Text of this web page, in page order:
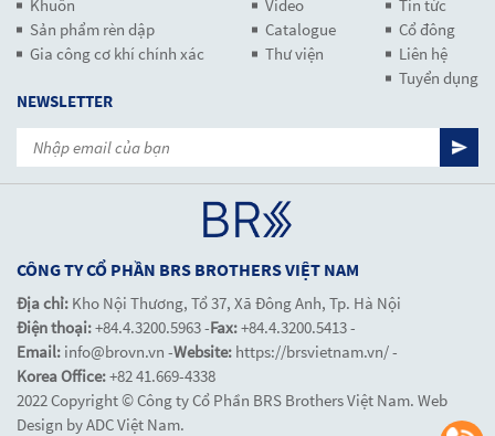
Khuôn
Sản phẩm rèn dập
Gia công cơ khí chính xác
Video
Catalogue
Thư viện
Tin tức
Cổ đông
Liên hệ
Tuyển dụng
NEWSLETTER
CÔNG TY CỔ PHẦN BRS BROTHERS VIỆT NAM
Địa chỉ: Kho Nội Thương, Tổ 37, Xã Đông Anh, Tp. Hà Nội
Điện thoại:+84.4.3200.5963 -Fax:+84.4.3200.5413 -
Email: info@brovn.vn -Website: https://brsvietnam.vn/ -
Korea Office:+82 41.669-4338
2022 Copyright © Công ty Cổ Phần BRS Brothers Việt Nam. Web
Design by ADC Việt Nam.